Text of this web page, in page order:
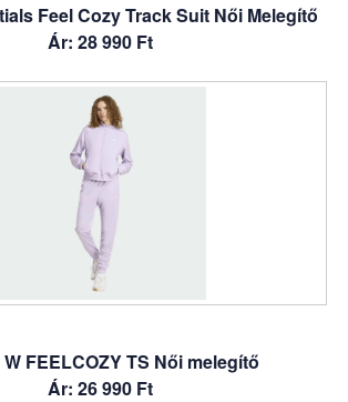
Feel Cozy Track Suit Női Melegítő
Ár: 28 990 Ft
FEELCOZY TS Női melegítő
Ár: 26 990 Ft